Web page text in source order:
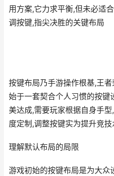
用方案,它力求平衡,但未必适
调按键,指尖决胜的关键布局
按键布局乃手游操作根基,王
始于一套契合个人习惯的按键
美达成,需要玩家根据自身手
度定制,调整按键实为提升竞技
理解默认布局的局限
游戏初始的按键布局是为大众